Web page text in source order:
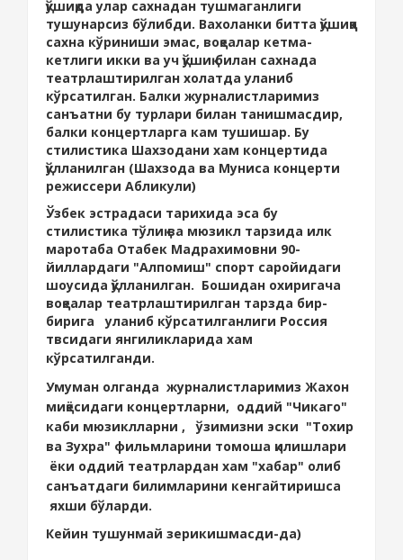
қўшиқда улар сахнадан тушмаганлиги
тушунарсиз бўлибди. Вахоланки битта қўшиққа
сахна кўриниши эмас, воқеалар кетма-
кетлиги икки ва уч қўшиқ билан сахнада
театрлаштирилган холатда уланиб
кўрсатилган. Балки журналистларимиз
санъатни бу турлари билан танишмасдир,
балки концертларга кам тушишар. Бу
стилистика Шахзодани хам концертида
қўлланилган (Шахзода ва Муниса концерти
режиссери Абликули)
Ўзбек эстрадаси тарихида эса бу
стилистика тўлиқ ва мюзикл тарзида илк
маротаба Отабек Мадрахимовни 90-
йиллардаги "Алпомиш" спорт саройидаги
шоусида қўлланилган. Бошидан охиригача
воқеалар театрлаштирилган тарзда бир-
бирига уланиб кўрсатилганлиги Россия
твсидаги янгиликларида хам
кўрсатилганди.
Умуман олганда журналистларимиз Жахон
миқёсидаги концертларни, оддий "Чикаго"
каби мюзиклларни , ўзимизни эски "Тохир
ва Зухра" фильмларини томоша қилишлари
ёки оддий театрлардан хам "хабар" олиб
санъатдаги билимларини кенгайтиришса
яхши бўларди.
Кейин тушунмай зерикишмасди-да)